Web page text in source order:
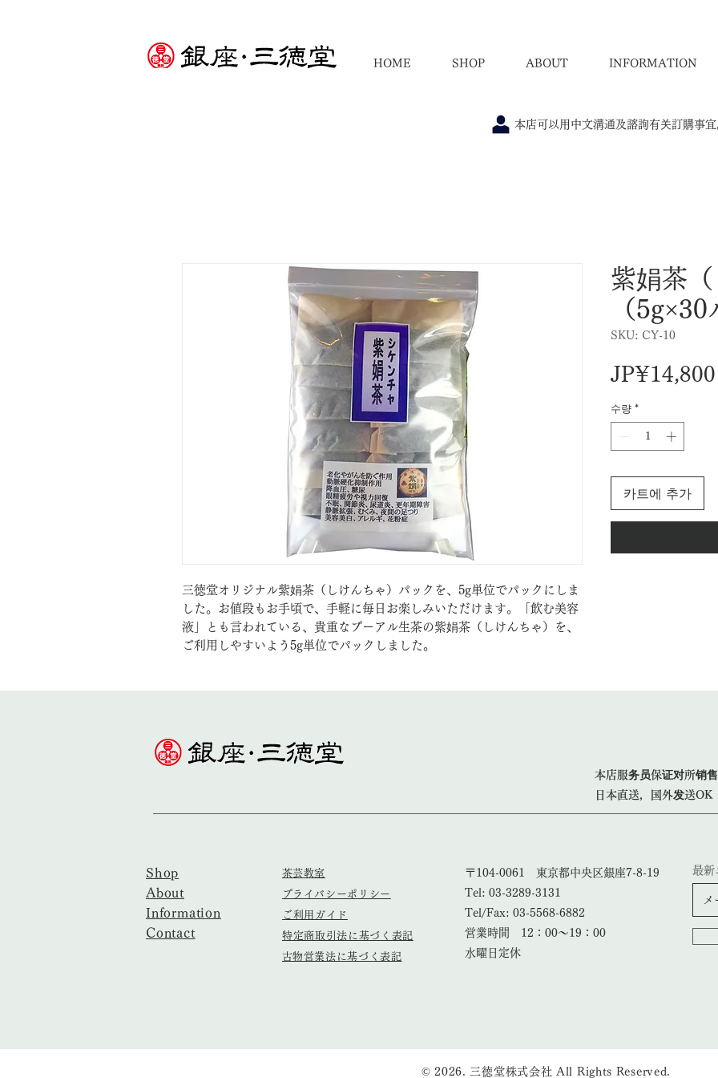
HOME SHOP ABOUT INFORMATION
本店可以用中文溝通及諮詢有关訂購事宜
三徳堂オリジナル紫娟茶（しけんちゃ）パックを、5g単位でパックにしま
した。お値段もお手頃で、手軽に毎日お楽しみいただけます。「飲む美容
液」とも言われている、貴重なプーアル生茶の紫娟茶（しけんちゃ）を、
ご利用しやすいよう5g単位でパックしました。
紫娟茶（
（5g×30
SKU: CY-10
JP¥14,800
수량 *
카트에 추가
本店服务员保证对所销
日本直送，国外发送OK
Shop
About
Information
Contact
​茶芸教室
​プライバシーポリシー
ご利用ガイド
特定商取引法に基づく表記
​古物営業法に基づく表記
〒104-0061 東京都中央区銀座7-8-19
Tel: 03-3289-3131
Tel/Fax: 03-5568-6882
営業時間 12：00～19：00
​水曜日定休
最新
© 2026. 三徳堂株式会社 All Rights Reserved.